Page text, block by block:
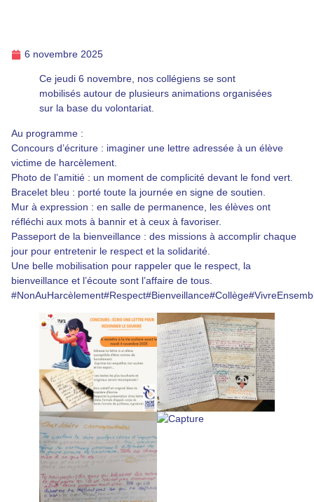
6 novembre 2025
Ce jeudi 6 novembre, nos collégiens se sont
mobilisés autour de plusieurs animations organisées
sur la base du volontariat.
Au programme :
Concours d’écriture : imaginer une lettre adressée à un élève
victime de harcèlement.
Photo de l’amitié : un moment de complicité devant le fond vert.
Bracelet bleu : porté toute la journée en signe de soutien.
Mur à expression : en salle de permanence, les élèves ont
réfléchi aux mots à bannir et à ceux à favoriser.
Passeport de la bienveillance : des missions à accomplir chaque
jour pour entretenir le respect et la solidarité.
Une belle mobilisation pour rappeler que le respect, la
bienveillance et l’écoute sont l’affaire de tous.
#NonAuHarcèlement#Respect#Bienveillance#Collège